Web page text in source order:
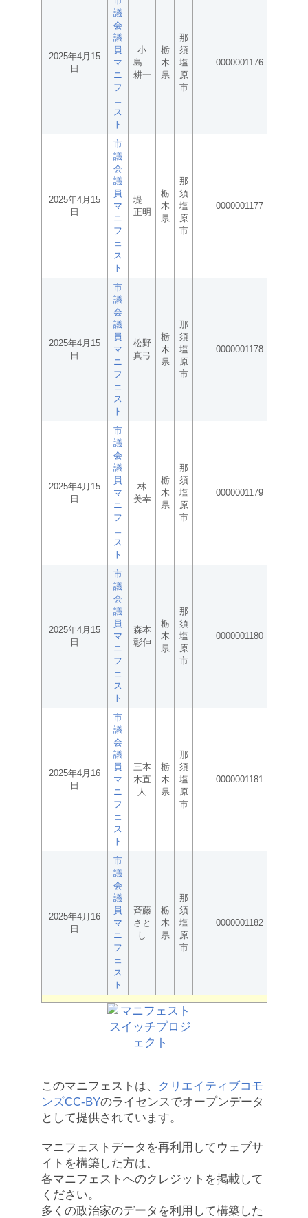
2025年4月15
日
議
会
議
員
マ
ニ
フ
ェ
ス
ト
小
島
耕一
栃
木
県
那
須
塩
原
市
0000001176
2025年4月15
日
市
議
会
議
員
マ
ニ
フ
ェ
ス
ト
堤
正明
栃
木
県
那
須
塩
原
市
0000001177
2025年4月15
日
市
議
会
議
員
マ
ニ
フ
ェ
ス
ト
松野
真弓
栃
木
県
那
須
塩
原
市
0000001178
2025年4月15
日
市
議
会
議
員
マ
ニ
フ
ェ
ス
ト
林
美幸
栃
木
県
那
須
塩
原
市
0000001179
2025年4月15
日
市
議
会
議
員
マ
ニ
フ
ェ
ス
ト
森本
彰伸
栃
木
県
那
須
塩
原
市
0000001180
2025年4月16
日
市
議
会
議
員
マ
ニ
フ
ェ
ス
ト
三本
木直
人
栃
木
県
那
須
塩
原
市
0000001181
2025年4月16
日
市
議
会
議
員
マ
ニ
フ
ェ
ス
ト
斉藤
さと
し
栃
木
県
那
須
塩
原
市
0000001182
このマニフェストは、
クリエイティブコモ
ンズCC-BYのライセンスでオープンデータ
として提供されています。
マニフェストデータを再利用してウェブサ
イトを構築した方は、
各マニフェストへのクレジットを掲載して
ください。
多くの政治家のデータを利用して構築した